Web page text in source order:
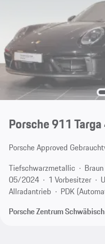
Porsche 911 Targa
Porsche Approved
Tiefschwarzmetallic
Braun
05/2024
1 Vorbesitzer
Allradantrieb
PDK
Porsche Zentrum